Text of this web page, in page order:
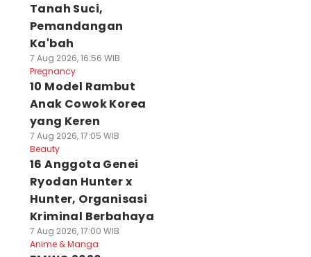
Tanah Suci,
Pemandangan
Ka'bah
7 Aug 2026, 16:56 WIB
Pregnancy
10 Model Rambut
Anak Cowok Korea
yang Keren
7 Aug 2026, 17:05 WIB
Beauty
16 Anggota Genei
Ryodan Hunter x
Hunter, Organisasi
Kriminal Berbahaya
7 Aug 2026, 17:00 WIB
Anime & Manga